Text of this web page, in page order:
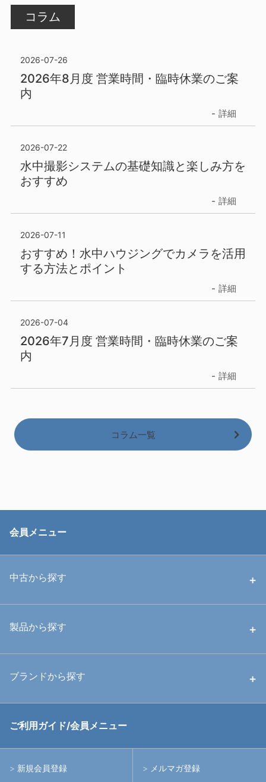
コラム
2026-07-26
2026年8月度 営業時間・臨時休業のご案
内
詳細
2026-07-22
水中撮影システムの基礎知識と楽しみ方を
おすすめ
詳細
2026-07-11
おすすめ！水中ハウジングでカメラを活用
する方法とポイント
詳細
2026-07-04
2026年7月度 営業時間・臨時休業のご案
内
詳細
コラム一覧
会員メニュー
中古から探す
中古ハウジング
中古アームシステム
製品から探す
ハウジング
ライト
ブランドから探す
RGBlue
イノン
ご利用ガイド/会員メニュー
新規会員登録 メルマガ登録